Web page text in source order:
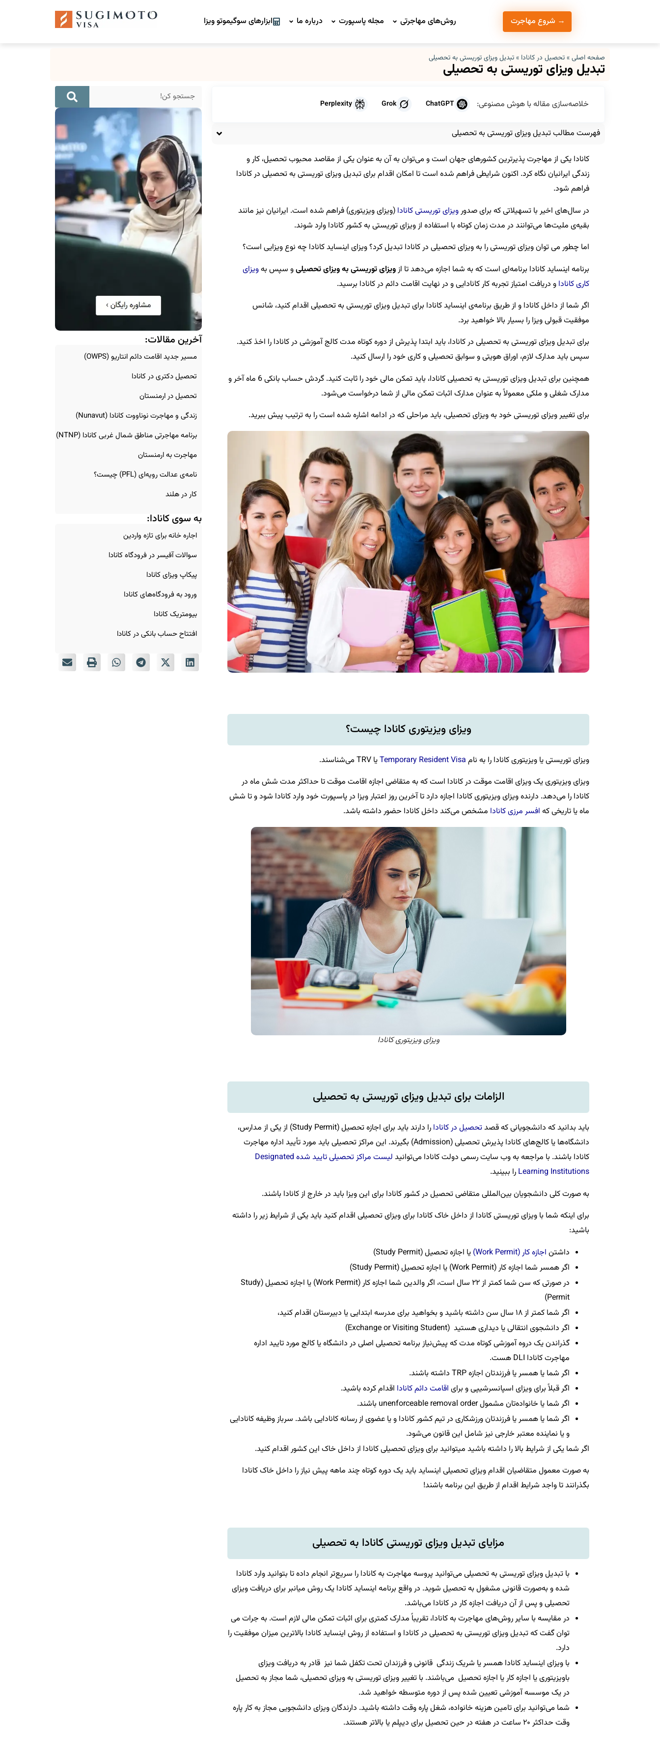
روش‌های مهاجرتی مجله پاسپورت درباره ما ابزارهای سوگیموتو ویزا → شروع مهاجرت
صفحه اصلی»تحصیل در کانادا »تبدیل ویزای توریستی به تحصیلی
تبدیل ویزای توریستی به تحصیلی
خلاصه‌سازی مقاله با هوش مصنوعی: ChatGPT
Grok
Perplexity
فهرست مطالب تبدیل ویزای توریستی به تحصیلی
کانادا یکی از مهاجرت پذیرترین کشورهای جهان است و می‌توان به آن به عنوان یکی از مقاصد محبوب تحصیل، کار و
زندگی ایرانیان نگاه کرد. اکنون شرایطی فراهم شده است تا امکان اقدام برای تبدیل ویزای توریستی به تحصیلی در کانادا
فراهم شود.
در سال‌های اخیر با تسهیلاتی که برای صدورویزای توریستی کانادا (ویزای ویزیتوری) فراهم شده است. ایرانیان نیز مانند
بقیه‌ی ملیت‌ها می‌توانند در مدت زمان کوتاه با استفاده از ویزای توریستی به کشور کانادا وارد شوند.
اما چطور می توان ویزای توریستی را به ویزای تحصیلی در کانادا تبدیل کرد؟ ویزای اینساید کانادا چه نوع ویزایی است؟
برنامه اینساید کانادا برنامه‌ای است که به شما اجازه می‌دهد تا ازویزای توریستی به ویزای تحصیلیو سپس بهویزای
کاری کانادا و دریافت امتیاز تجربه کار کانادایی و در نهایت اقامت دائم در کانادا برسید.
اگر شما از داخل کانادا و از طریق برنامه‌ی اینساید کانادا برای تبدیل ویزای توریستی به تحصیلی اقدام کنید، شانس
موفقیت قبولی ویزا را بسیار بالا خواهید برد.
برای تبدیل ویزای توریستی به تحصیلی در کانادا، باید ابتدا پذیرش از دوره کوتاه مدت کالج آموزشی در کانادا را اخذ کنید.
سپس باید مدارک لازم، اوراق هویتی و سوابق تحصیلی و کاری خود را ارسال کنید.
همچنین برای تبدیل ویزای توریستی به تحصیلی کانادا، باید تمکن مالی خود را ثابت کنید. گردش حساب بانکی 6 ماه آخر و
مدارک شغلی و ملکی معمولاً به عنوان مدارک اثبات تمکن مالی از شما درخواست می‌شود.
برای تغییر ویزای توریستی خود به ویزای تحصیلی، باید مراحلی که در ادامه اشاره شده است را به ترتیب پیش‌ ببرید.
ویزای ویزیتوری کانادا چیست؟
ویزای توریستی یا ویزیتوری کانادا را به نام Temporary Resident Visaیا TRV می‌شناسند.
ویزای ویزیتوری یک ویزای اقامت موقت در کانادا است که به متقاضی اجازه اقامت موقت تا حداکثر مدت شش ماه در
کانادا را می‌دهد. دارنده ویزای ویزیتوری کانادا اجازه دارد تا آخرین روز اعتبار ویزا در پاسپورت خود وارد کانادا شود و تا شش
ماه یا تاریخی که افسر مرزی کانادا مشخص می‌کند داخل کانادا حضور داشته باشد.
ویزای ویزیتوری کانادا
الزامات برای تبدیل ویزای توریستی به تحصیلی
باید بدانید که دانشجویانی که قصدتحصیل در کانادا
را دارند باید برای اجازه تحصیل (Study Permit) از یکی از مدارس،
دانشگاه‌ها یا کالج‌های کانادا پذیرش تحصیلی (Admission) بگیرند. این مراکز تحصیلی باید مورد تأیید اداره مهاجرت
کانادا باشند. با مراجعه به وب سایت رسمی دولت کانادا می‌توانید
لیست مراکز تحصیلی تایید شده Designated
Learning Institutions را ببینید.
به صورت کلی دانشجویان بین‌المللی متقاضی تحصیل در کشور کانادا برای این ویزا باید در خارج از کانادا باشند.
برای اینکه شما با ویزای توریستی کانادا از داخل خاک کانادا برای ویزای تحصیلی اقدام کنید باید یکی از شرایط زیر را داشته
باشید:
داشتن اجازه کار (Work Permit)
یا اجازه تحصیل (Study Permit)
اگر همسر شما اجازه کار (Work Permit) یا اجازه تحصیل (Study Permit)
در صورتی که سن شما کمتر از ۲۲ سال است، اگر والدین شما اجازه کار (Work Permit) یا اجازه تحصیل (Study
Permit)
اگر شما کمتر از ۱۸ سال سن داشته باشید و بخواهید برای مدرسه ابتدایی یا دبیرستان اقدام کنید،
اگر دانشجوی انتقالی یا دیداری هستید (Exchange or Visiting Student)
گذراندن یک دروه آموزشی کوتاه مدت که پیش‌نیاز برنامه تحصیلی اصلی در دانشگاه یا کالج مورد تایید اداره
مهاجرت کانادا DLI هست.
اگر شما یا همسر یا فرزندتان اجازه TRP داشته باشند.
اگر قبلاً برای ویزای اسپانسرشیپی و برای اقامت دائم کانادا اقدام کرده باشید.
اگر شما یا خانواده‌تان مشمول unenforceable removal order باشند.
اگر شما یا همسر یا فرزندتان ورزشکاری در تیم کشور کانادا و یا عضوی از رسانه کانادایی باشد. سرباز وظیفه کانادایی
و یا نماینده معتبر خارجی نیز شامل این قانون می‌شود.
اگر شما یکی از شرایط بالا را داشته باشید میتوانید برای ویزای تحصیلی کانادا از داخل خاک این کشور اقدام کنید.
به صورت معمول متقاضیان اقدام ویزای تحصیلی اینساید باید یک دوره کوتاه چند ماهه پیش نیاز را داخل خاک کانادا
بگذرانند تا واجد شرایط اقدام از طریق این برنامه باشند!
مزایای تبدیل ویزای توریستی کانادا به تحصیلی
با تبدیل ویزای توریستی به تحصیلی می‌توانید پروسه مهاجرت به کانادا را سریع‌تر انجام داده تا بتوانید وارد کانادا
شده و به‌صورت قانونی مشغول به تحصیل شوید. در واقع برنامه اینساید کانادا یک روش میانبر برای دریافت ویزای
تحصیلی و پس از آن دریافت اجازه کار در کانادا می‌باشد.
در مقایسه با سایر روش‌های مهاجرت به کانادا، تقریباً مدارک کمتری برای اثبات تمکن مالی لازم است. به جرات می
توان گفت که تبدیل ویزای توریستی به تحصیلی در کانادا و استفاده از روش اینساید کانادا بالاترین میزان موفقیت را
دارد.
با ویزای اینساید کانادا همسر یا شریک زندگی قانونی و فرزندان تحت تکفل شما نیز قادر به دریافت ویزای
باویزیتوری یا اجازه کار یا اجازه تحصیل می‌باشند. با تغییر ویزای توریستی به ویزای تحصیلی، شما مجاز به تحصیل
در یک موسسه آموزشی تعیین شده پس از دوره متوسطه خواهید شد.
شما می‌توانید برای تامین هزینه خانواده، شغل پاره وقت داشته باشید. دارندگان ویزای دانشجویی مجاز به کار پاره
وقت حداکثر ۲۰ ساعت در هفته در حین تحصیل برای دیپلم یا بالاتر هستند.
آخرین مقالات:
مسیر جدید اقامت دائم انتاریو (OWPS)
تحصیل دکتری در کانادا
تحصیل در ارمنستان
زندگی و مهاجرت نوناووت کانادا (Nunavut)
برنامه مهاجرتی مناطق شمال غربی کانادا (NTNP)
مهاجرت به ارمنستان
نامه‌ی عدالت رویه‌ای (PFL) چیست؟
کار در هلند
به سوی کانادا:
اجاره خانه برای تازه‌ واردین
سوالات آفیسر در فرودگاه کانادا
پیکاپ ویزای کانادا
ورود به فرودگاه‌های کانادا
بیومتریک کانادا
افتتاح حساب بانکی در کانادا